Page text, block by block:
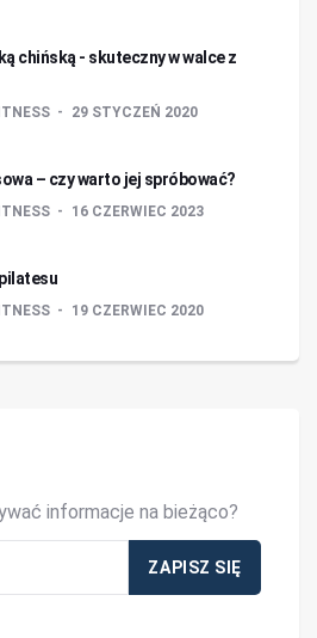
chińską - skuteczny w walce z
29 STYCZEŃ 2020
– czy warto jej spróbować?
16 CZERWIEC 2023
19 CZERWIEC 2020
informacje na bieżąco?